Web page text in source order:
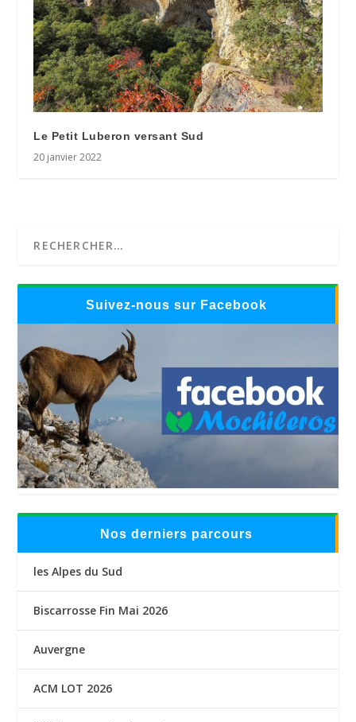
Le Petit Luberon versant Sud
20 janvier 2022
Suivez-nous sur Facebook
Nos derniers parcours
les Alpes du Sud
Biscarrosse Fin Mai 2026
Auvergne
ACM LOT 2026